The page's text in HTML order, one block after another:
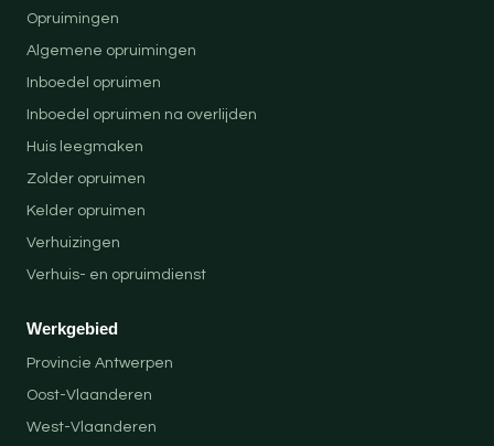
Opruimingen
Algemene opruimingen
Inboedel opruimen
Inboedel opruimen na overlijden
Huis leegmaken
Zolder opruimen
Kelder opruimen
Verhuizingen
Verhuis- en opruimdienst
Werkgebied
Provincie Antwerpen
Oost-Vlaanderen
West-Vlaanderen